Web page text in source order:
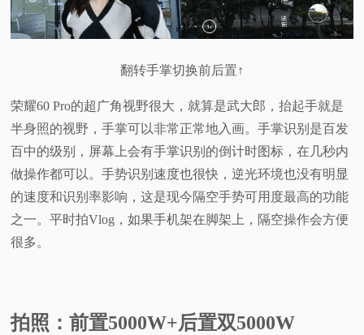
翻转手掌切换前后置↑
荣耀60 Pro的超广角视野很大，就算是武大郎，抬起手就是
半身照的视野，手掌可以非常正常地入画。手掌识别是百发
百中的级别，屏幕上会有手掌识别的倒计时图标，在几秒内
做操作都可以。手势识别速度也很快，逆光环境也没有明显
的速度和识别率影响，这是现今隔空手势可用度最高的功能
之一。平时拍Vlog，如果手机架在脚架上，隔空操作会方便
很多。
拍照：前置5000W+后置双5000W